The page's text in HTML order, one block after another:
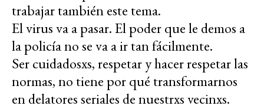
trabajar también este tema.
El virus va a pasar. El poder que le demos a
la policía no se va a ir tan fácilmente.
Ser cuidadosxs, respetar y hacer respetar las
normas, no tiene por qué transformarnos
en delatores seriales de nuestrxs vecinxs.